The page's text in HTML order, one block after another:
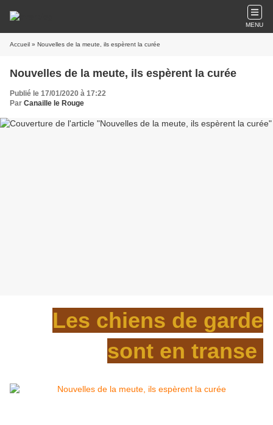
MENU
Accueil » Nouvelles de la meute, ils espèrent la curée
Nouvelles de la meute, ils espèrent la curée
Publié le 17/01/2020 à 17:22
Par Canaille le Rouge
Les chiens de garde
sont en transe